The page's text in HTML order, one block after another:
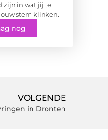
zijn in wat jij te
stem klinken.
nog
VOLGENDE
in Dronten